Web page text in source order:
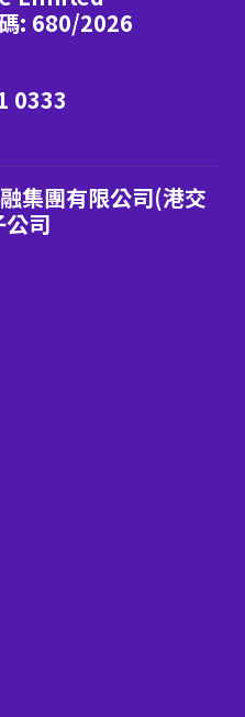
: 680/2026
0333
集團有限公司(港交
司